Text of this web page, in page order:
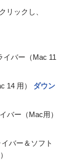
リックし、
イバー（Mac 11
14 用） ダウン
バー（Mac用）
バー＆ソフト